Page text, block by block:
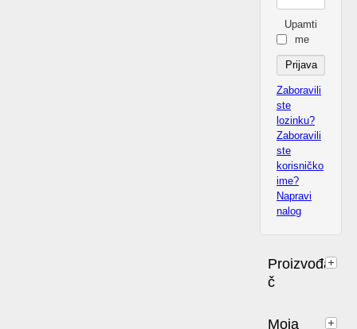
Upamti
me
Zaboravili
ste
lozinku?
Zaboravili
ste
korisničko
ime?
Napravi
nalog
Proizvođa
č
Moja